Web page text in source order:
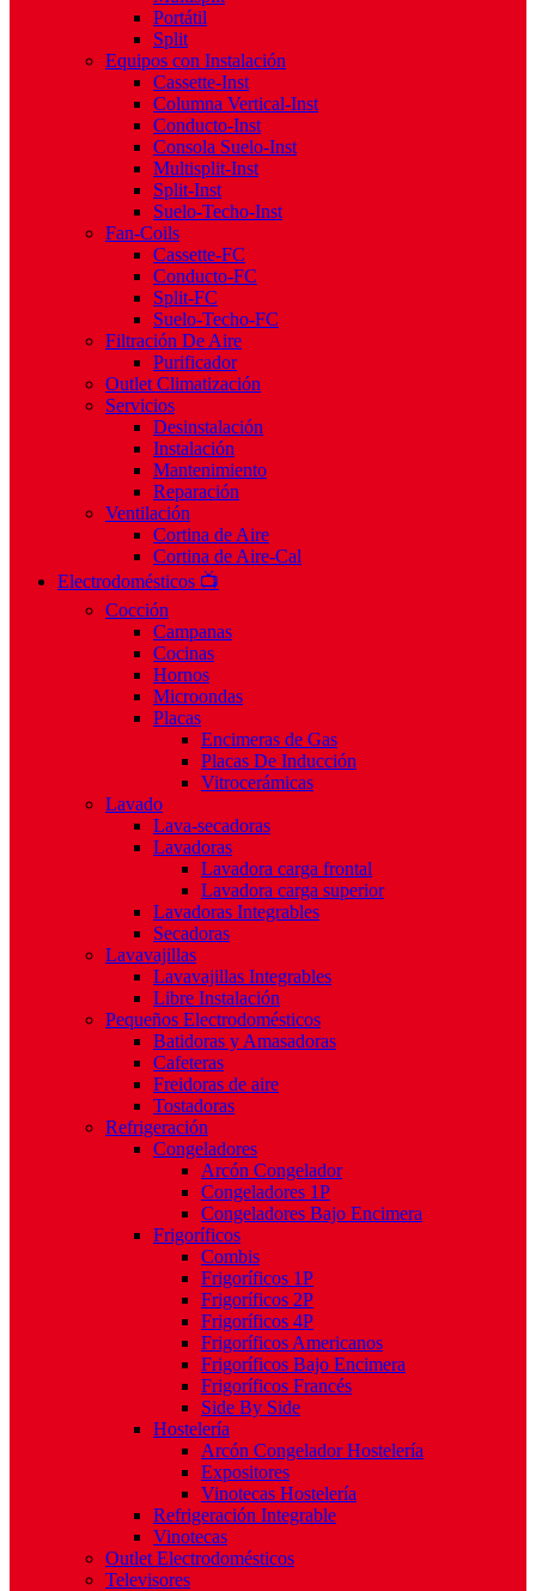
Portátil
Split
Equipos con Instalación
Cassette-Inst
Columna Vertical-Inst
Conducto-Inst
Consola Suelo-Inst
Multisplit-Inst
Split-Inst
Suelo-Techo-Inst
Fan-Coils
Cassette-FC
Conducto-FC
Split-FC
Suelo-Techo-FC
Filtración De Aire
Purificador
Outlet Climatización
Servicios
Desinstalación
Instalación
Mantenimiento
Reparación
Ventilación
Cortina de Aire
Cortina de Aire-Cal
Electrodomésticos 📺
Cocción
Campanas
Cocinas
Hornos
Microondas
Placas
Encimeras de Gas
Placas De Inducción
Vitrocerámicas
Lavado
Lava-secadoras
Lavadoras
Lavadora carga frontal
Lavadora carga superior
Lavadoras Integrables
Secadoras
Lavavajillas
Lavavajillas Integrables
Libre Instalación
Pequeños Electrodomésticos
Batidoras y Amasadoras
Cafeteras
Freidoras de aire
Tostadoras
Refrigeración
Congeladores
Arcón Congelador
Congeladores 1P
Congeladores Bajo Encimera
Frigoríficos
Combis
Frigoríficos 1P
Frigoríficos 2P
Frigoríficos 4P
Frigoríficos Americanos
Frigoríficos Bajo Encimera
Frigoríficos Francés
Side By Side
Hostelería
Arcón Congelador Hostelería
Expositores
Vinotecas Hostelería
Refrigeración Integrable
Vinotecas
Outlet Electrodomésticos
Televisores